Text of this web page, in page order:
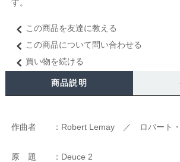
す。
この商品を友達に教える
この商品について問い合わせる
買い物を続ける
商品説明
作曲者 ：Robert Lemay ／ ロバート・
原 題 ：Deuce 2